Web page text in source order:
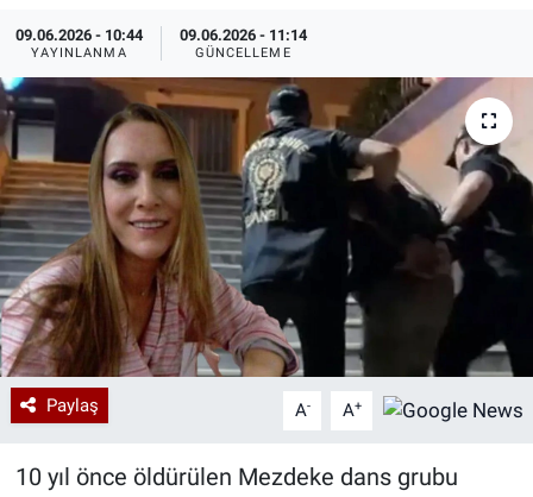
09.06.2026 - 10:44
YAYINLANMA
09.06.2026 - 11:14
GÜNCELLEME
Paylaş A- A+
10 yıl önce öldürülen Mezdeke dans grubu
Yazarlar
Medya
Özel Haberler
Kadın
Erişim Bilgileri
Sağlık
Teknoloji
Ramazan